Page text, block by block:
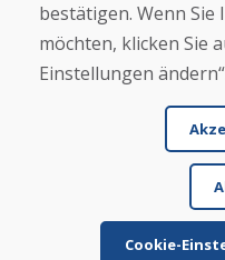
Cookies
© DOMIVOSPORT
bestätigen. Wenn
möchten, klicken Sie
Einstellungen
Cookie-